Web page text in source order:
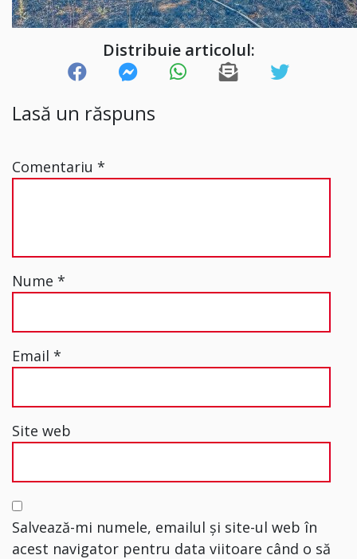
Distribuie articolul:
Lasă un răspuns
Comentariu *
Nume *
Email *
Site web
Salvează-mi numele, emailul și site-ul web în
acest navigator pentru data viitoare când o să